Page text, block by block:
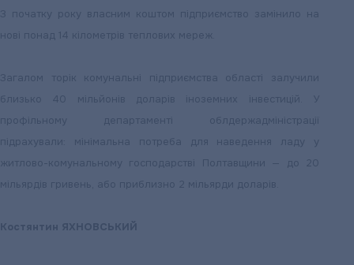
З початку року власним коштом підприємство замінило на
нові понад 14 кілометрів теплових мереж.
Загалом торік комунальні підприємства області залучили
близько 40 мільйонів доларів іноземних інвестицій. У
профільному департаменті облдержадміністрації
підрахували: мінімальна потреба для наведення ладу у
житлово-комунальному господарстві Полтавщини — до 20
мільярдів гривень, або приблизно 2 мільярди доларів.
Костянтин ЯХНОВСЬКИЙ